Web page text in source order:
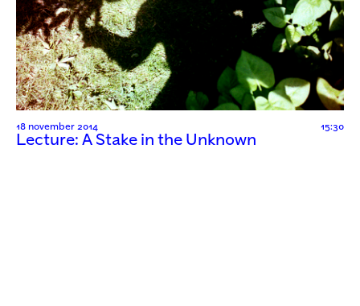
18 november 2014 15:30
Lecture: A Stake in the Unknown